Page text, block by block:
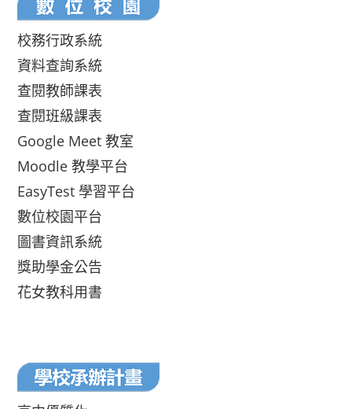
校務行政系統
資料查詢系統
查閱教師課表
查閱班級課表
Google Meet 教室
Moodle 教學平台
EasyTest 學習平台
數位校園平台
圖書資訊系統
獎助學金公告
花女教科用書